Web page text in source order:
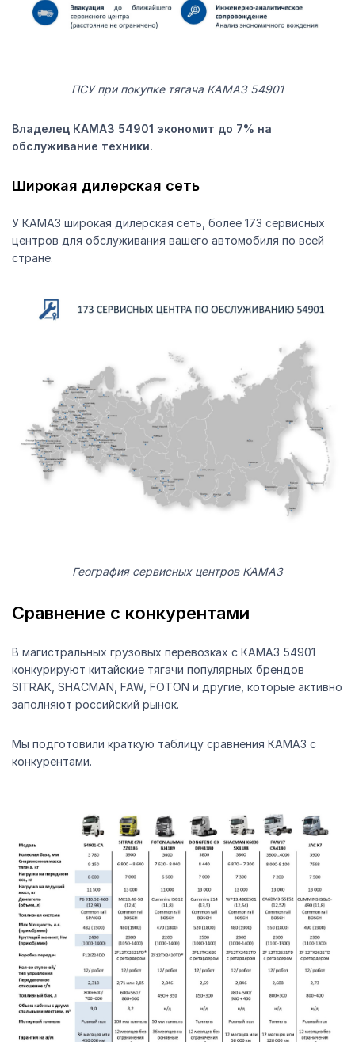
ПСУ при покупке тягача КАМАЗ 54901
Владелец КАМАЗ 54901 экономит до 7% на
обслуживание техники.
Широкая дилерская сеть
У КАМАЗ широкая дилерская сеть, более 173 сервисных
центров для обслуживания вашего автомобиля по всей
стране.
География сервисных центров КАМАЗ
Сравнение с конкурентами
В магистральных грузовых перевозках с КАМАЗ 54901
конкурируют китайские тягачи популярных брендов
SITRAK, SHACMAN, FAW, FOTON и другие, которые активно
заполняют российский рынок.
Мы подготовили краткую таблицу сравнения КАМАЗ с
конкурентами.